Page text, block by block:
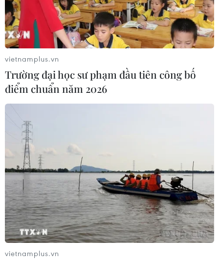
TIN CÙNG CHUYÊN MỤC
Toàn cảnh khai mạc Hội thao
Phòng thủ dân sự toàn quân năm
2026
10/08/2026 05:11
Hà Nội công bố 47 quyết định về
công tác cán bộ sau sắp xếp bộ máy
vietnamplus.vn
Trường đại học sư phạm đầu tiên công bố
điểm chuẩn năm 2026
vietnamplus.vn